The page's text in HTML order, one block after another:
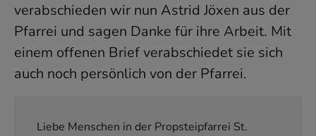
verabschieden wir nun Astrid Jöxen aus der
Pfarrei und sagen Danke für ihre Arbeit. Mit
einem offenen Brief verabschiedet sie sich
auch noch persönlich von der Pfarrei.
Liebe Menschen in der Propsteipfarrei St.